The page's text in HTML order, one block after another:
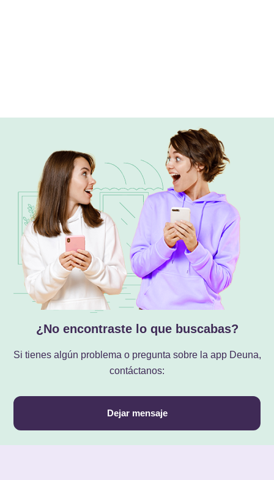
¿No encontraste lo que buscabas?
Si tienes algún problema o pregunta sobre la app Deuna,
contáctanos:
Dejar mensaje